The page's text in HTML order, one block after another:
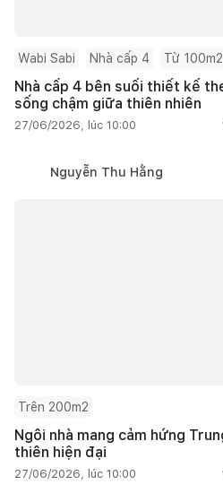
Wabi Sabi Nhà cấp 4 Từ
Nhà cấp 4 bên suối thiết kế
sống chậm giữa thiên nhiên
27/06/2026, lúc 10:00
Nguyễn Thu Hằng
Trên 200m2
Ngôi nhà mang cảm hứng
thiên hiện đại
27/06/2026, lúc 10:00